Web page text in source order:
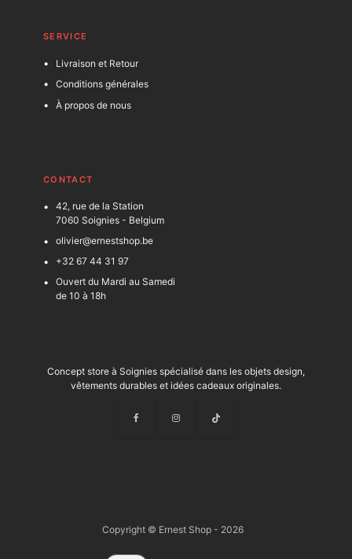
SERVICE
Livraison et Retour
Conditions générales
À propos de nous
CONTACT
42, rue de la Station
7060 Soignies - Belgium
olivier@ernestshop.be
+32 67 44 31 97
Ouvert du Mardi au Samedi
de 10 à 18h
Concept store à Soignies spécialisé dans les objets design,
vêtements durables et idées cadeaux originales.
Copyright © Ernest Shop - 2026